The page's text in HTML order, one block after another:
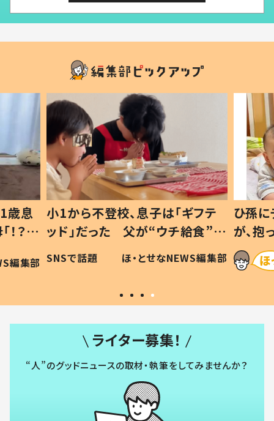
歳息
？」
編集部
小1から不登校、息子は「ギフテ
ッド」だった 父が“ウチ給食”を
作り続ける理由とは #令和の親
#令和の子
SNSで話題 ほ・とせなNEWS編集部
ひ孫
が、
「涙が
い」
ライター募集！
“人”のグッドニュースの取材・執筆をしてみませんか？